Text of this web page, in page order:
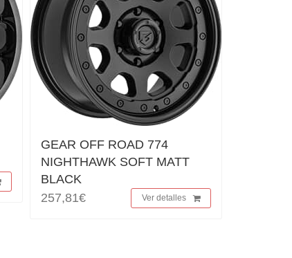
GEAR OFF ROAD 774
NIGHTHAWK SOFT MATT
BLACK
257,81€
Ver detalles